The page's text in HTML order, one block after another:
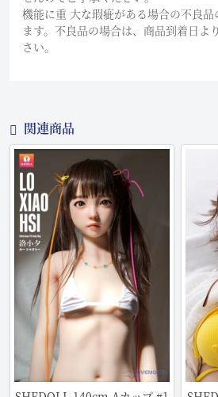
機能に重 大な瑕疵がある場合の不良
ます。不良品の場合は、商品到着日よ
さい。
関連商品